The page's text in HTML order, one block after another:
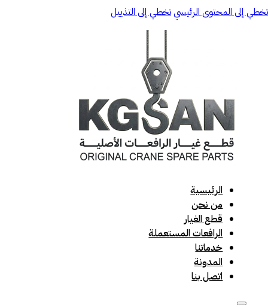
تخطي إلى المحتوى الرئيسيتخطي إلى التذييل
الرئيسية
من نحن
قطع الغيار
الرافعات المستعملة
خدماتنا
المدونة
اتصل بنا